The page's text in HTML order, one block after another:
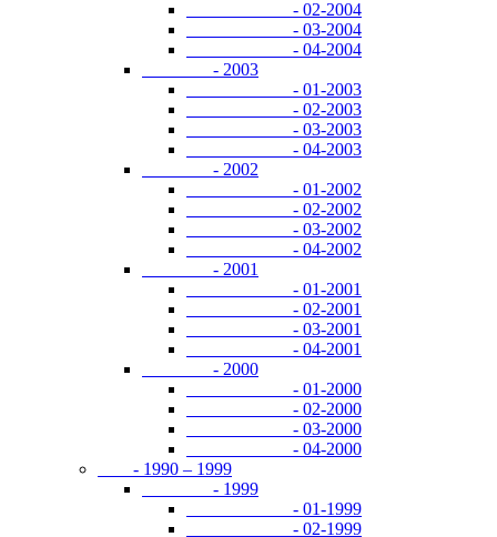
- 02-2004
- 03-2004
- 04-2004
- 2003
- 01-2003
- 02-2003
- 03-2003
- 04-2003
- 2002
- 01-2002
- 02-2002
- 03-2002
- 04-2002
- 2001
- 01-2001
- 02-2001
- 03-2001
- 04-2001
- 2000
- 01-2000
- 02-2000
- 03-2000
- 04-2000
- 1990 – 1999
- 1999
- 01-1999
- 02-1999